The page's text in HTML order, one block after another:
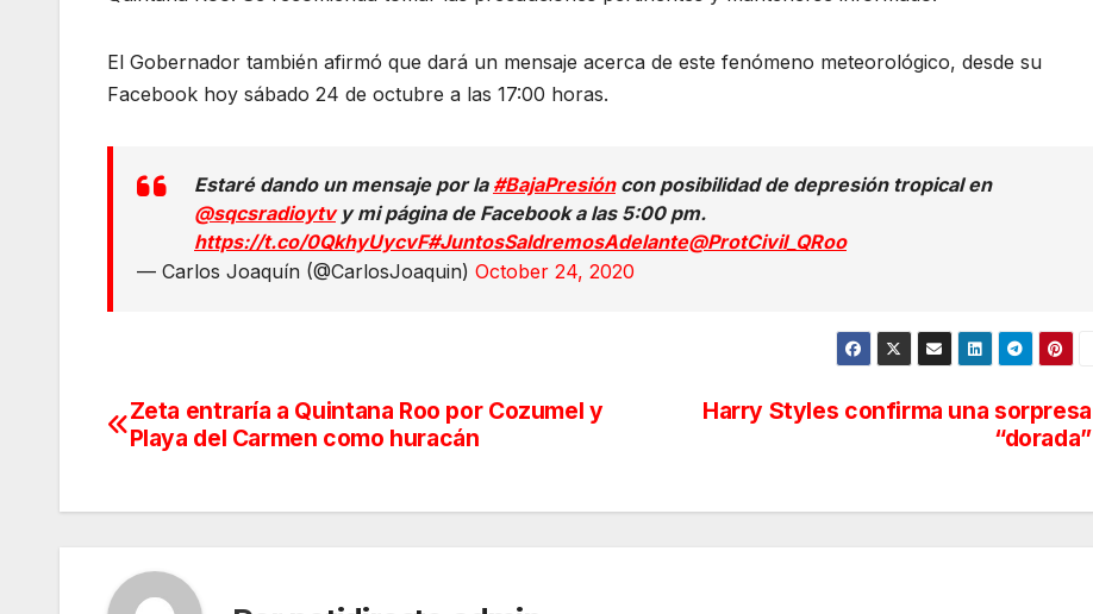
El Gobernador también afirmó que dará un mensaje acerca de este fenómeno meteorológico, desde su
Facebook hoy sábado 24 de octubre a las 17:00 horas.
Estaré dando un mensaje por la #BajaPresióncon posibilidad de depresión tropical en
@sqcsradioytvy mi página de Facebook a las 5:00 pm.
https://t.co/0QkhyUycvF#JuntosSaldremosAdelante@ProtCivil_QRoo
— Carlos Joaquín (@CarlosJoaquin) October 24, 2020
Navegación
entradas
Harry Styles confirma una sorpresa
“dorada”
Zeta entraría a Quintana Roo por Cozumel y
Playa del Carmen como huracán